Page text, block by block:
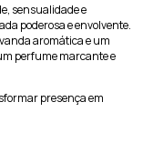
sensualidade e
poderosa e envolvente.
aromática e um
perfume marcante e
presença em